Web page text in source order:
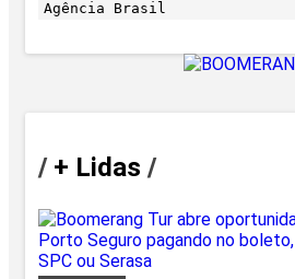
Agência Brasil
/+ Lidas /